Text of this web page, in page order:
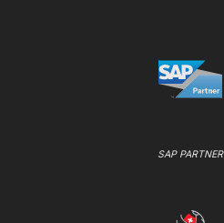
SAP PARTNER